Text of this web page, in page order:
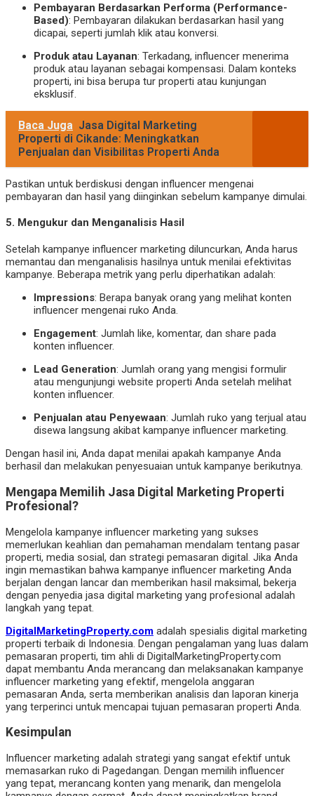
Pembayaran Berdasarkan Performa (Performance-
Based): Pembayaran dilakukan berdasarkan hasil yang
dicapai, seperti jumlah klik atau konversi.
Produk atau Layanan: Terkadang, influencer menerima
produk atau layanan sebagai kompensasi. Dalam konteks
properti, ini bisa berupa tur properti atau kunjungan
eksklusif.
Baca Juga Jasa Digital Marketing
Properti di Cikande: Meningkatkan
Penjualan dan Visibilitas Properti Anda
Pastikan untuk berdiskusi dengan influencer mengenai
pembayaran dan hasil yang diinginkan sebelum kampanye dimulai.
5. Mengukur dan Menganalisis Hasil
Setelah kampanye influencer marketing diluncurkan, Anda harus
memantau dan menganalisis hasilnya untuk menilai efektivitas
kampanye. Beberapa metrik yang perlu diperhatikan adalah:
Impressions: Berapa banyak orang yang melihat konten
influencer mengenai ruko Anda.
Engagement: Jumlah like, komentar, dan share pada
konten influencer.
Lead Generation: Jumlah orang yang mengisi formulir
atau mengunjungi website properti Anda setelah melihat
konten influencer.
Penjualan atau Penyewaan: Jumlah ruko yang terjual atau
disewa langsung akibat kampanye influencer marketing.
Dengan hasil ini, Anda dapat menilai apakah kampanye Anda
berhasil dan melakukan penyesuaian untuk kampanye berikutnya.
Mengapa Memilih Jasa Digital Marketing Properti
Profesional?
Mengelola kampanye influencer marketing yang sukses
memerlukan keahlian dan pemahaman mendalam tentang pasar
properti, media sosial, dan strategi pemasaran digital. Jika Anda
ingin memastikan bahwa kampanye influencer marketing Anda
berjalan dengan lancar dan memberikan hasil maksimal, bekerja
dengan penyedia jasa digital marketing yang profesional adalah
langkah yang tepat.
DigitalMarketingProperty.com adalah spesialis digital marketing
properti terbaik di Indonesia. Dengan pengalaman yang luas dalam
pemasaran properti, tim ahli di DigitalMarketingProperty.com
dapat membantu Anda merancang dan melaksanakan kampanye
influencer marketing yang efektif, mengelola anggaran
pemasaran Anda, serta memberikan analisis dan laporan kinerja
yang terperinci untuk mencapai tujuan pemasaran properti Anda.
Kesimpulan
Influencer marketing adalah strategi yang sangat efektif untuk
memasarkan ruko di Pagedangan. Dengan memilih influencer
yang tepat, merancang konten yang menarik, dan mengelola